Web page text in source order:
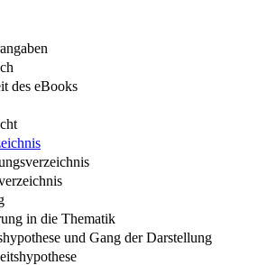
des eBooks
in die Thematik
und Gang der Darstellung